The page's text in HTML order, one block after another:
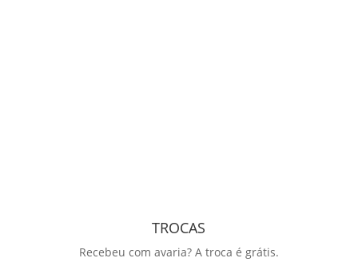
TROCAS
Recebeu com avaria? A troca é grátis.